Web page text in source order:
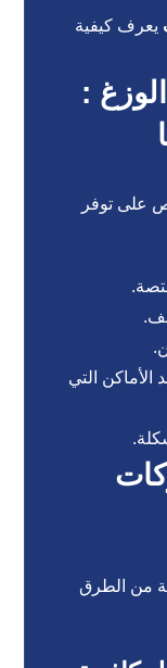
يعرف كيفية
:
على توفر
الأماكن التي
من الطرق